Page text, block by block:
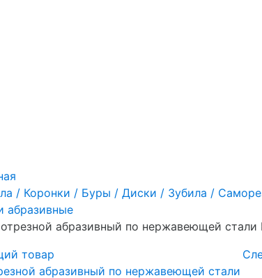
/ Коронки / Буры / Диски / Зубила /
абразивные
абразивный по нержавеющей стали
товар